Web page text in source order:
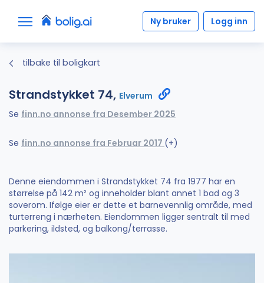
Ny bruker Logg inn
tilbake til boligkart
Strandstykket 74, Elverum
Se finn.no annonse fra Desember 2025
Se finn.no annonse fra Februar 2017 (+)
Denne eiendommen i Strandstykket 74 fra 1977 har en
størrelse på 142 m² og inneholder blant annet 1 bad og 3
soverom. Ifølge eier er dette et barnevennlig område, med
turterreng i nærheten. Eiendommen ligger sentralt til med
parkering, ildsted, og balkong/terrasse.